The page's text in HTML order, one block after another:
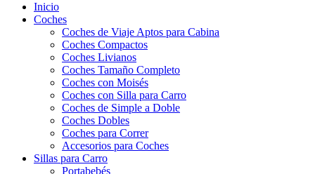
Inicio
Coches
Coches de Viaje Aptos para Cabina
Coches Compactos
Coches Livianos
Coches Tamaño Completo
Coches con Moisés
Coches con Silla para Carro
Coches de Simple a Doble
Coches Dobles
Coches para Correr
Accesorios para Coches
Sillas para Carro
Portabebés